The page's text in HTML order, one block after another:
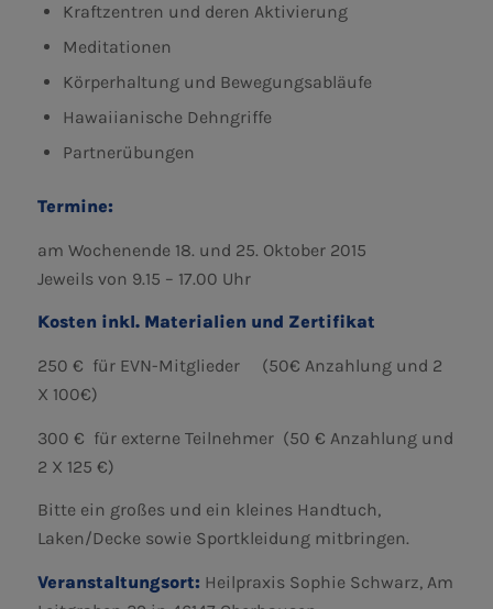
Kraftzentren und deren Aktivierung
Meditationen
Körperhaltung und Bewegungsabläufe
Hawaiianische Dehngriffe
Partnerübungen
Termine:
am Wochenende 18. und 25. Oktober 2015
Jeweils von 9.15 – 17.00 Uhr
Kosten inkl. Materialien und Zertifikat
250 € für EVN-Mitglieder (50€ Anzahlung und 2
X 100€)
300 € für externe Teilnehmer (50 € Anzahlung und
2 X 125 €)
Bitte ein großes und ein kleines Handtuch,
Laken/Decke sowie Sportkleidung mitbringen.
Veranstaltungsort: Heilpraxis Sophie Schwarz, Am